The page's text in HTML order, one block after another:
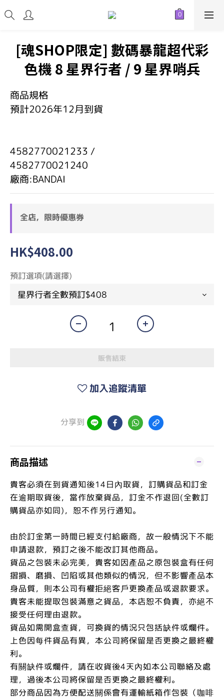
[魂SHOP限定] 數碼暴龍超代彩
色機 8 星界行者 / 9 星界哨兵
商品規格
預計2026年12月到貨
4582770021233 /
4582770021240
廠商:BANDAI
全店，限時優惠券
HK$408.00
預訂選項(請選擇)
販售結束
加入追蹤清單
分享到
商品描述
貴客必須在到貨通知後14日內取貨，訂購貨品和訂金
在逾期取貨後，當作放棄貨品，訂金不作退回(全數訂
購貨品亦如同)，恕不作另行通知。
由於訂金第一時間已經支付給廠商，故一般情況下不能
申請退款，預訂之後不能改訂其他商品。
貨品之包裝未必完美，貴客如因產品之原包裝盒有任何
摺損、磨損、凹陷或其他類似的情況，但不影響產品本
身品質，則本公司有權拒絕客戶更換產品或退款要求。
貴客未能提取包裝滿意之貨品，本店恕不負責，亦絕不
接受任何理由退款。
貨品如需開盒查貨，可換貨的情況只包括缺件或爛件。
上色因每件貨品有異，本公司將保留是否更換之最終權
利。
有關缺件或爛件，請在收貨後4天內如本公司聯絡及處
理，過後本公司將保留是否更換之最終權利。
部分商品因為方便配送關係會有運輸紙箱作包裝（咖啡